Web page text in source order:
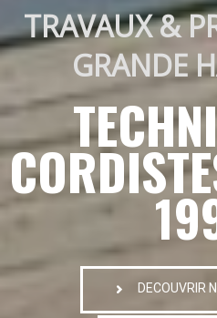
TRAVAUX &
GRANDE
DECOUVRIR